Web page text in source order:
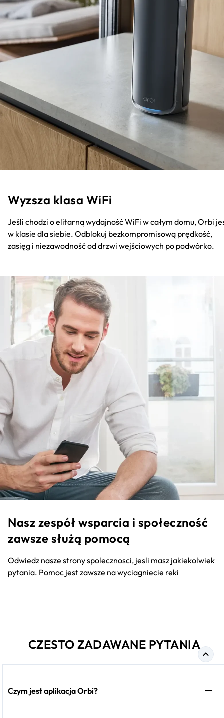
Wyzsza klasa WiFi
Jeśli chodzi o elitarną wydajność WiFi w całym domu, Orbi
w klasie dla siebie. Odblokuj bezkompromisową prędkość,
zasięg i niezawodność od drzwi wejściowych po podwórko.
Nasz zespół wsparcia i społeczność
zawsze służą pomocą
Odwiedz nasze strony spolecznosci, jesli masz jakiekolwiek
pytania. Pomoc jest zawsze na wyciagniecie reki
CZESTO ZADAWANE PYTANIA
Czym jest aplikacja Orbi?